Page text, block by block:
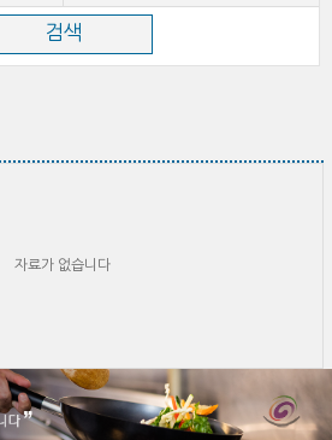
자료가 없습니다